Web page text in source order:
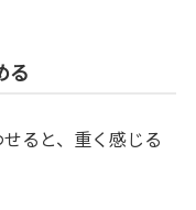
る
ると、重く感じる